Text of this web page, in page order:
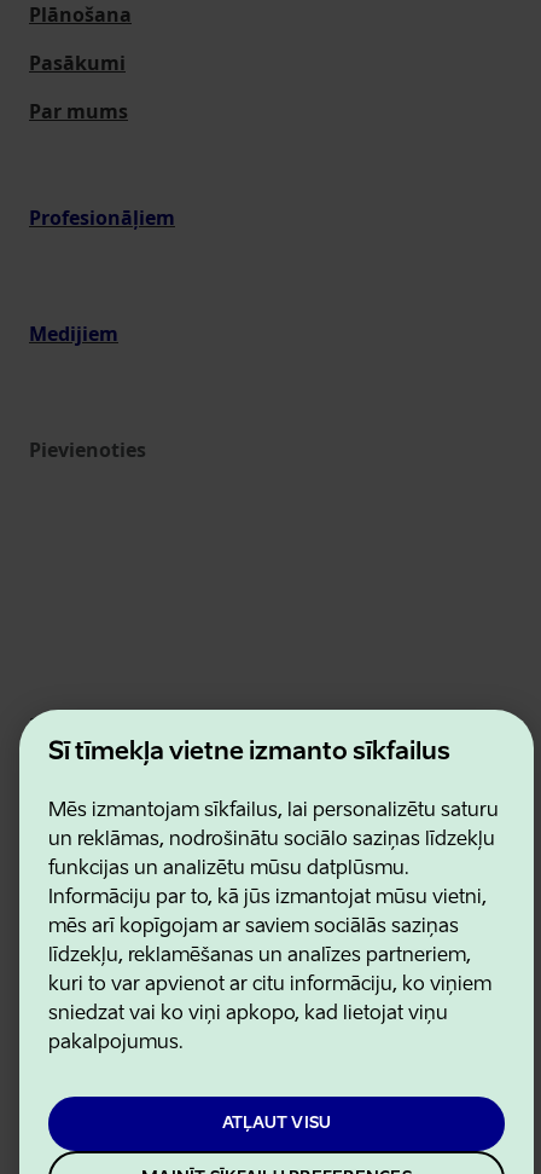
Šī tīmekļa vietne izmanto sīkfailus
Mēs izmantojam sīkfailus, lai personalizētu saturu
un reklāmas, nodrošinātu sociālo saziņas līdzekļu
funkcijas un analizētu mūsu datplūsmu.
Informāciju par to, kā jūs izmantojat mūsu vietni,
mēs arī kopīgojam ar saviem sociālās saziņas
līdzekļu, reklamēšanas un analīzes partneriem,
kuri to var apvienot ar citu informāciju, ko viņiem
sniedzat vai ko viņi apkopo, kad lietojat viņu
pakalpojumus.
ATĻAUT VISU
Plānošana
Pasākumi
Par mums
Profesionāļiem
Medijiem
Pievienoties
Estonian Business and Innovation Agency
Kontakti
Lietošanas noteikumi
Sīkdatņu un konfidencialitātes politika